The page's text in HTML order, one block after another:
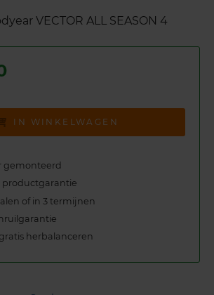
IN WINKELWAGEN
gemonteerd
productgarantie
of in 3 termijnen
herbalanceren